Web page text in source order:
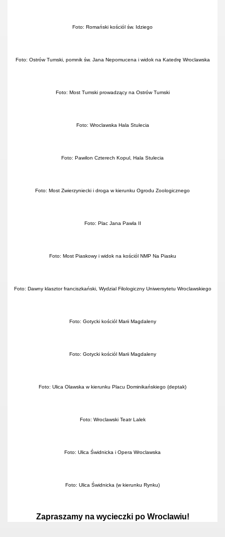
Foto: Romański kościól św. Idziego
Foto: Ostrów Tumski, pomnik św. Jana Nepomucena i widok na Katedrę Wroclawska
Foto: Most Tumski prowadzący na Ostrów Tumski
Foto: Wroclawska Hala Stulecia
Foto: Pawilon Czterech Kopul, Hala Stulecia
Foto: Most Zwierzyniecki i droga w kierunku Ogrodu Zoologicznego
Foto: Plac Jana Pawla II
Foto: Most Piaskowy i widok na kościól NMP Na Piasku
Foto: Dawny klasztor franciszkański, Wydzial Filologiczny Uniwersytetu Wroclawskiego
Foto: Gotycki kościól Marii Magdaleny
Foto: Gotycki kościól Marii Magdaleny
Foto: Ulica Olawska w kierunku Placu Dominikańskiego (deptak)
Foto: Wroclawski Teatr Lalek
Foto: Ulica Świdnicka i Opera Wroclawska
Foto: Ulica Świdnicka (w kierunku Rynku)
Zapraszamy na wycieczki po Wroclawiu!